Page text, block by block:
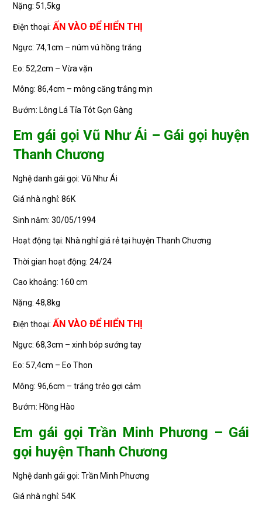
Nặng: 51,5kg
Điện thoại:ẤN VÀO ĐỂ HIỂN THỊ
Ngực: 74,1cm – núm vú hồng trắng
Eo: 52,2cm – Vừa vặn
Mông: 86,4cm – mông căng trắng mịn
Bướm: Lông Lá Tỉa Tót Gọn Gàng
Em gái gọi Vũ Như Ái – Gái gọi huyện
Thanh Chương
Nghệ danh gái gọi: Vũ Như Ái
Giá nhà nghỉ: 86K
Sinh năm: 30/05/1994
Hoạt động tại: Nhà nghỉ giá rẻ tại huyện Thanh Chương
Thời gian hoạt động: 24/24
Cao khoảng: 160 cm
Nặng: 48,8kg
Điện thoại:ẤN VÀO ĐỂ HIỂN THỊ
Ngực: 68,3cm – xinh bóp sướng tay
Eo: 57,4cm – Eo Thon
Mông: 96,6cm – trắng trẻo gợi cảm
Bướm: Hồng Hào
Em gái gọi Trần Minh Phương – Gái
gọi huyện Thanh Chương
Nghệ danh gái gọi: Trần Minh Phương
Giá nhà nghỉ: 54K